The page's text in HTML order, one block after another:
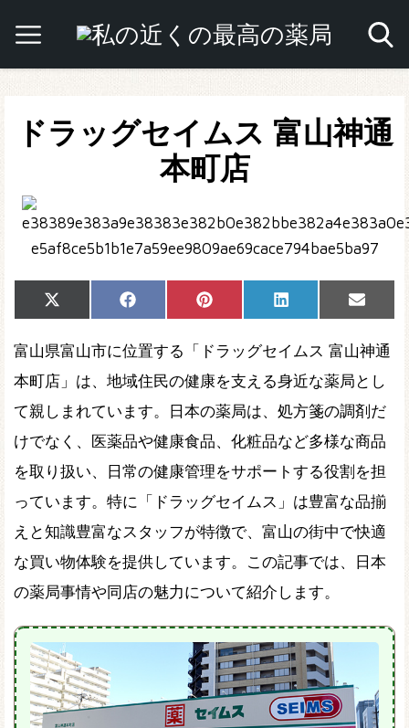
ドラッグセイムス 富山神通
本町店
Share
on
X
(Twitter)
Share
on
Facebook Share
on
Pinterest Share
on
LinkedIn
Share
on
Email
富山県富山市に位置する「ドラッグセイムス 富山神通
本町店」は、地域住民の健康を支える身近な薬局とし
て親しまれています。日本の薬局は、処方箋の調剤だ
けでなく、医薬品や健康食品、化粧品など多様な商品
を取り扱い、日常の健康管理をサポートする役割を担
っています。特に「ドラッグセイムス」は豊富な品揃
えと知識豊富なスタッフが特徴で、富山の街中で快適
な買い物体験を提供しています。この記事では、日本
の薬局事情や同店の魅力について紹介します。